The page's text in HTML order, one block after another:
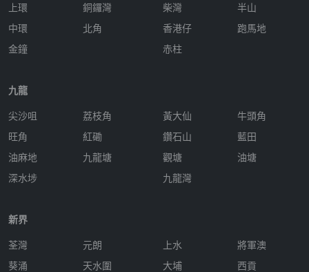
上環
中環
金鐘
銅鑼灣
北角
柴灣
香港仔
赤柱
半山
跑馬地
九龍
尖沙咀
旺角
油麻地
深水埗
荔枝角
紅磡
九龍塘
黃大仙
鑽石山
觀塘
九龍灣
牛頭角
藍田
油塘
新界
荃灣
葵涌
元朗
天水圍
上水
大埔
將軍澳
西貢